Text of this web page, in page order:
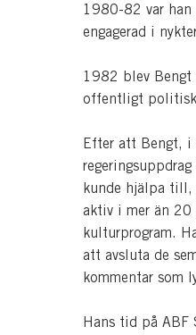
1980-82 var han
engagerad i
1982 blev Bengt
offentligt
Efter att Bengt, i
kunde hjälpa till,
aktiv i mer än 20
kulturprogram.
att avsluta de
kommentar som
Hans tid på ABF